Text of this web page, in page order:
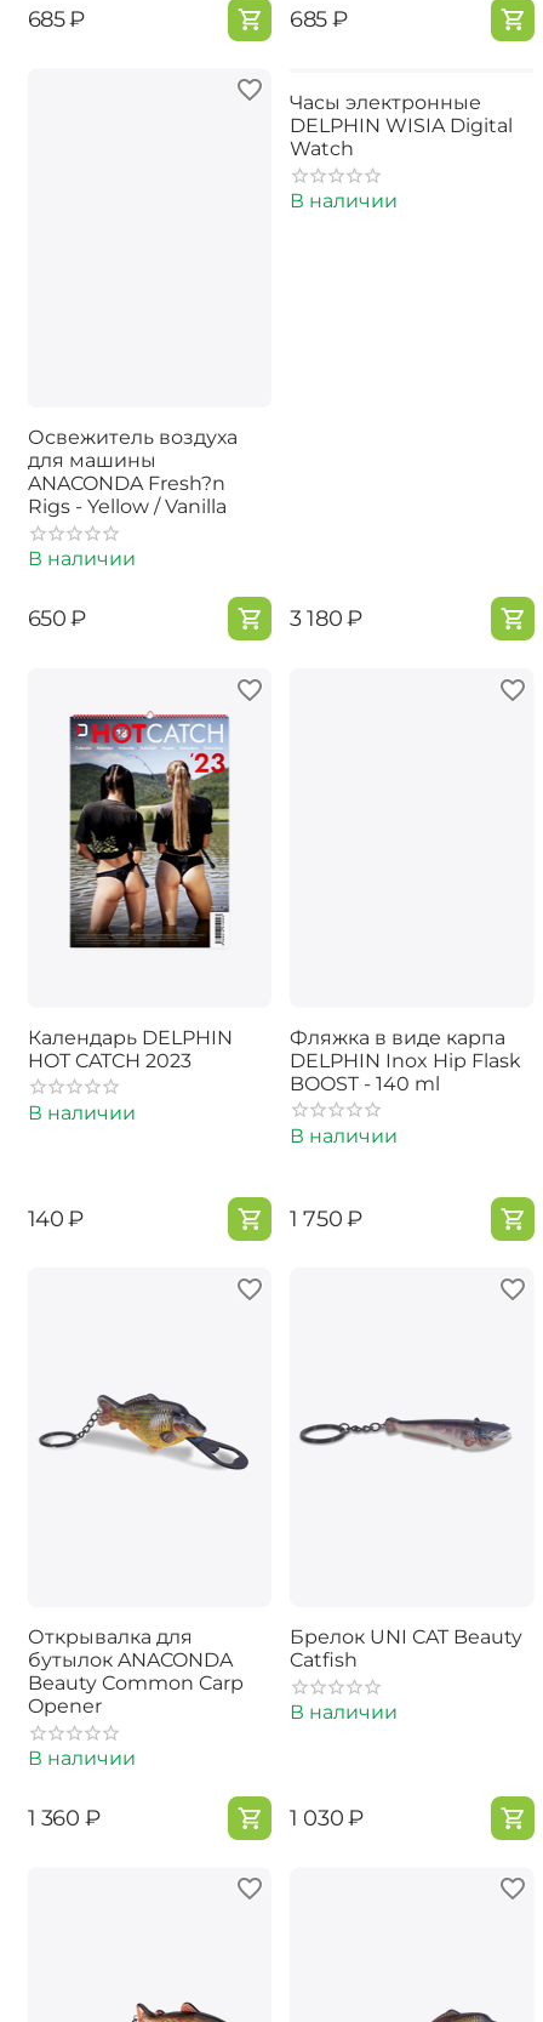
‍685‍₽ ‍685‍₽
Освежитель воздуха
для машины
ANACONDA Fresh?n
Rigs - Yellow / Vanilla
В наличии
‍650‍ ₽
Часы электронные
DELPHIN WISIA Digital
Watch
В наличии
‍3 180‍₽
Календарь DELPHIN
HOT CATCH 2023
В наличии
‍140‍ ₽
Фляжка в виде карпа
DELPHIN Inox Hip Flask
BOOST - 140 ml
В наличии
‍1 750‍₽
Открывалка для
бутылок ANACONDA
Beauty Common Carp
Opener
В наличии
‍1 360‍ ₽
Брелок UNI CAT Beauty
Catfish
В наличии
‍1 030‍₽